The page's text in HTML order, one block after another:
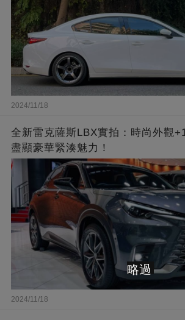
2024/11/18
全新雷克薩斯LBX實拍：時尚外觀
盡顯豪華緊湊魅力！
2024/11/18
略過